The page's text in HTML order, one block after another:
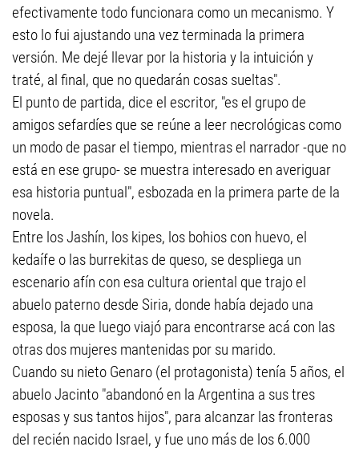
efectivamente todo funcionara como un mecanismo. Y
esto lo fui ajustando una vez terminada la primera
versión. Me dejé llevar por la historia y la intuición y
traté, al final, que no quedarán cosas sueltas".
El punto de partida, dice el escritor, "es el grupo de
amigos sefardíes que se reúne a leer necrológicas como
un modo de pasar el tiempo, mientras el narrador -que no
está en ese grupo- se muestra interesado en averiguar
esa historia puntual", esbozada en la primera parte de la
novela.
Entre los Jashín, los kipes, los bohios con huevo, el
kedaífe o las burrekitas de queso, se despliega un
escenario afín con esa cultura oriental que trajo el
abuelo paterno desde Siria, donde había dejado una
esposa, la que luego viajó para encontrarse acá con las
otras dos mujeres mantenidas por su marido.
Cuando su nieto Genaro (el protagonista) tenía 5 años, el
abuelo Jacinto "abandonó en la Argentina a sus tres
esposas y sus tantos hijos", para alcanzar las fronteras
del recién nacido Israel, y fue uno más de los 6.000